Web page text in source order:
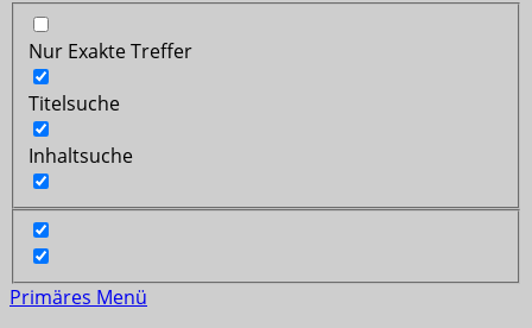
Nur Exakte Treffer
Titelsuche
Inhaltsuche
Primäres Menü